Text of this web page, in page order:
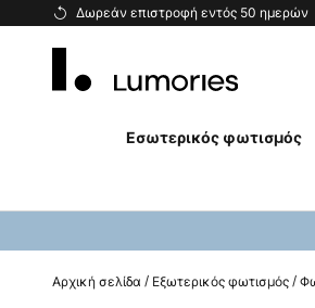
Δωρεάν επιστροφή εντός 50 ημερών
Μετάβαση
Εσωτερικός φωτισμός
Αρχική σελίδα Εξωτερικός φωτισμός